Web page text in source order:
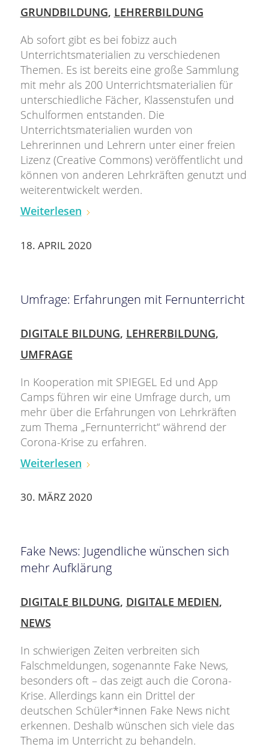
GRUNDBILDUNG, LEHRERBILDUNG
Ab sofort gibt es bei fobizz auch
Unterrichtsmaterialien zu verschiedenen
Themen. Es ist bereits eine große Sammlung
mit mehr als 200 Unterrichtsmaterialien für
unterschiedliche Fächer, Klassenstufen und
Schulformen entstanden. Die
Unterrichtsmaterialien wurden von
Lehrerinnen und Lehrern unter einer freien
Lizenz (Creative Commons) veröffentlicht und
können von anderen Lehrkräften genutzt und
weiterentwickelt werden.
Weiterlesen
18. APRIL 2020
Umfrage: Erfahrungen mit Fernunterricht
DIGITALE BILDUNG, LEHRERBILDUNG,
UMFRAGE
In Kooperation mit SPIEGEL Ed und App
Camps führen wir eine Umfrage durch, um
mehr über die Erfahrungen von Lehrkräften
zum Thema „Fernunterricht“ während der
Corona-Krise zu erfahren.
Weiterlesen
30. MÄRZ 2020
Fake News: Jugendliche wünschen sich
mehr Aufklärung
DIGITALE BILDUNG, DIGITALE MEDIEN,
NEWS
In schwierigen Zeiten verbreiten sich
Falschmeldungen, sogenannte Fake News,
besonders oft – das zeigt auch die Corona-
Krise. Allerdings kann ein Drittel der
deutschen Schüler*innen Fake News nicht
erkennen. Deshalb wünschen sich viele das
Thema im Unterricht zu behandeln.